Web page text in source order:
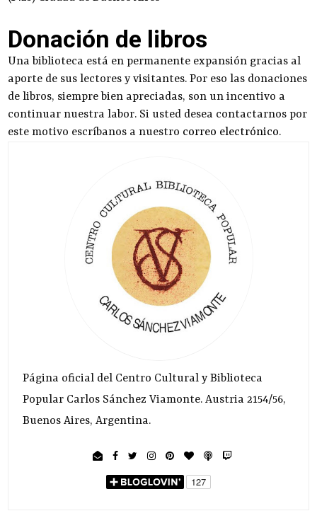
Donación de libros
Una biblioteca está en permanente expansión gracias al
aporte de sus lectores y visitantes. Por eso las donaciones
de libros, siempre bien apreciadas, son un incentivo a
continuar nuestra labor. Si usted desea contactarnos por
este motivo escríbanos a nuestro correo electrónico.
Página oficial del Centro Cultural y Biblioteca
Popular Carlos Sánchez Viamonte. Austria 2154/56,
Buenos Aires, Argentina.